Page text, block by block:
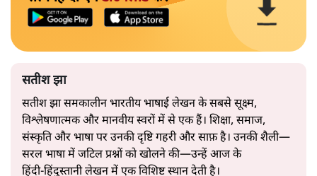
सतीश झा
सतीश झा समकालीन भारतीय भाषाई लेखन के सबसे सूक्ष्म,
विश्लेषणात्मक और मानवीय स्वरों में से एक हैं। शिक्षा, समाज,
संस्कृति और भाषा पर उनकी दृष्टि गहरी और साफ़ है। उनकी शैली—
सरल भाषा में जटिल प्रश्नों को खोलने की—उन्हें आज के
हिंदी‑हिंदुस्तानी लेखन में एक विशिष्ट स्थान देती है।